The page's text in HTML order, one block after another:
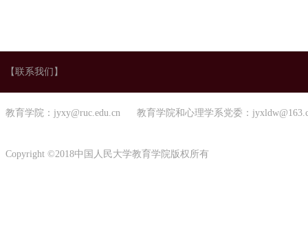
【联系我们】
教育学院：jyxy@ruc.edu.cn 教育学院和心理学系党委：
Copyright ©2018中国人民大学教育学院版权所有